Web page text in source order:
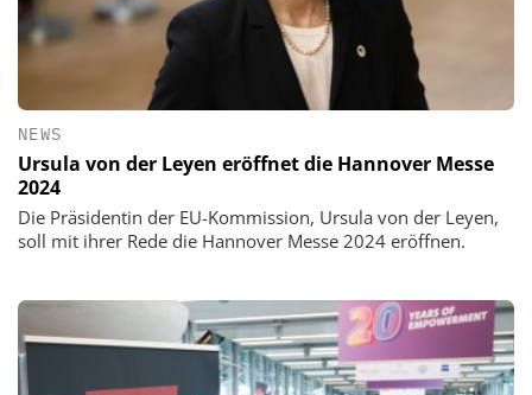
NEWS
Ursula von der Leyen eröffnet die Hannover Messe
2024
Die Präsidentin der EU-Kommission, Ursula von der Leyen,
soll mit ihrer Rede die Hannover Messe 2024 eröffnen.